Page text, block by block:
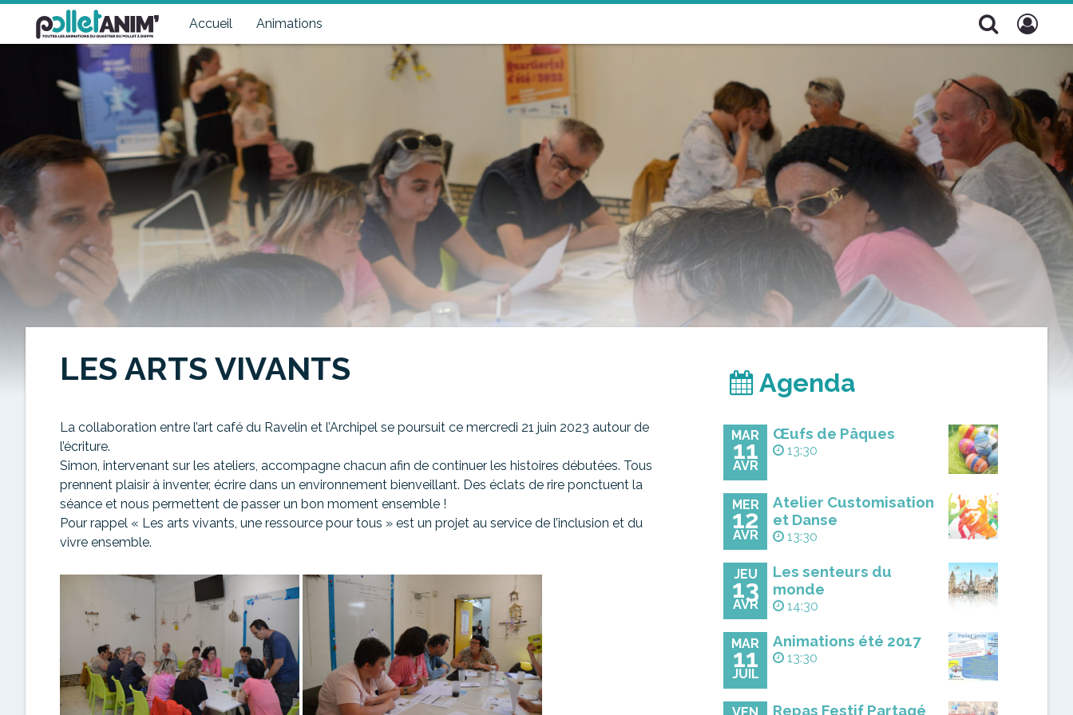
Accueil Animations
Pollet Anim'
Toutes les animations du quartier du Pollet à Dieppe
LES ARTS VIVANTS
La collaboration entre l’art café du Ravelin et l’Archipelse poursuitcemercredi 21 juin 2023 autour de
l’écriture.
Simon, intervenant sur les ateliers, accompagne chacun afin de continuer les histoires débutées. Tous
prennent plaisirà inventer, écrire dans un environnement bienveillant. Des éclats de rire ponctuent la
séance et nous permettent de passer un bon moment ensemble !
Pour rappel « Les arts vivants, une ressource pour tous » est un projet au service de l’inclusion et du
vivre ensemble.
Agenda
MAR
11
AVR
Œufs de Pâques
13:30
MER
12
AVR
Atelier Customisation
et Danse
13:30
JEU
13
AVR
Les senteurs du
monde
14:30
MAR
11
JUIL
Animations été 2017
13:30
Repas Festif Partagé